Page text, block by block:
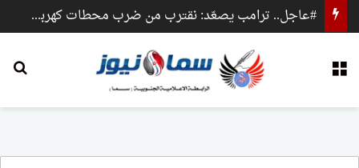
#عاجل.. ترامب يصعّد: نقترب من ضرب محطات كهرباء وجسور داخل إيران